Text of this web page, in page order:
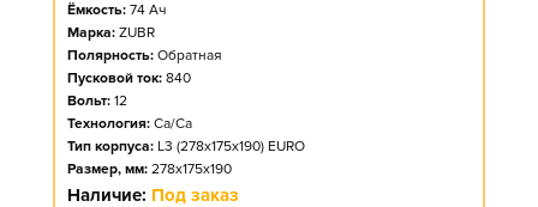
Ёмкость: 74 Ач
Марка: ZUBR
Полярность: Обратная
Пусковой ток: 840
Вольт: 12
Технология: Ca/Ca
Тип корпуса: L3 (278x175x190) EURO
Размер, мм: 278x175x190
Наличие: Под заказ